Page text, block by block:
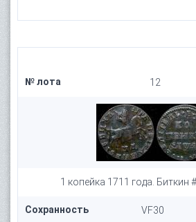
№ лота 12
1 копейка 1711 года. Биткин
Сохранность VF30